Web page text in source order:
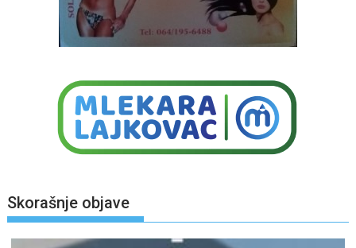
Skorašnje objave